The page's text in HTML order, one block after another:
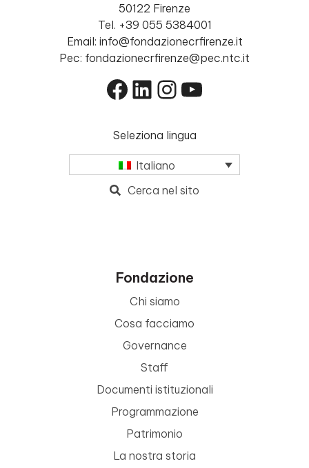
50122 Firenze
Tel. +39 055 5384001
Email: info@fondazionecrfirenze.it
Pec: fondazionecrfirenze@pec.ntc.it
Facebook
LinkedIn
Instagram
YouTube
Seleziona lingua
Italiano
Cerca nel sito
Fondazione
Chi siamo
Cosa facciamo
Governance
Staff
Documenti istituzionali
Programmazione
Patrimonio
La nostra storia